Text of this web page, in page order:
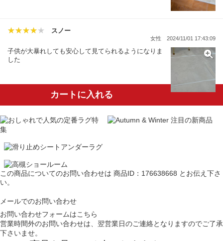
スノー
女性 2024/11/01 17:43:09
子供が大暴れしても安心して見てられるようになりま
した
カートに入れる
この商品についてのお問い合わせは 商品ID：176638668 とお伝え下さ
い。
メールでのお問い合わせ
お問い合わせフォームはこちら
営業時間外のお問い合わせは、翌営業日のご連絡となりますのでご了承
下さいませ。